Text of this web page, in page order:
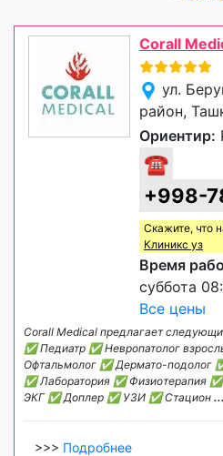
Corall
ул.
район,
Ориентир:
☎
+998-
Скажите, что
Клиникс уз
Время
суббота
Все цены
Corall Medical предлагает
✅ Педиатр ✅ Невропатолог
Офтальмолог ✅ Дермато-подолог
✅ Лаборатория ✅ Физиотерапия
ЭКГ ✅ Доплер ✅ УЗИ ✅ Стацион ...
>>> Подробнее